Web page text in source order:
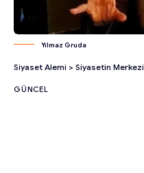
Yılmaz Gruda
Siyaset Alemi > Siyasetin Merkezi
GÜNCEL